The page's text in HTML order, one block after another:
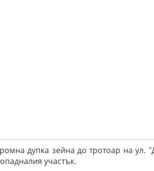
дупка зейна до тротоар на ул.
участък.